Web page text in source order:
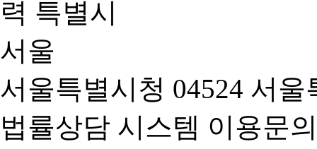
서울특별시청 04524 서
법률상담 시스템 이용문